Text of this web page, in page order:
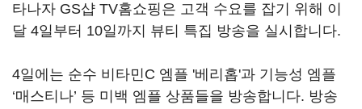
타나자 GS샵 TV홈쇼핑은 고객 수요를 잡기 위해 이
달 4일부터 10일까지 뷰티 특집 방송을 실시합니다.
4일에는 순수 비타민C 엠플 '베리홉'과 기능성 엠플
‘매스티나’ 등 미백 엠플 상품들을 방송합니다. 방송